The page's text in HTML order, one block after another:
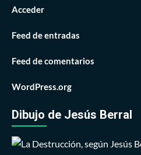
Acceder
Feed de entradas
Feed de comentarios
WordPress.org
Dibujo de Jesús Berral